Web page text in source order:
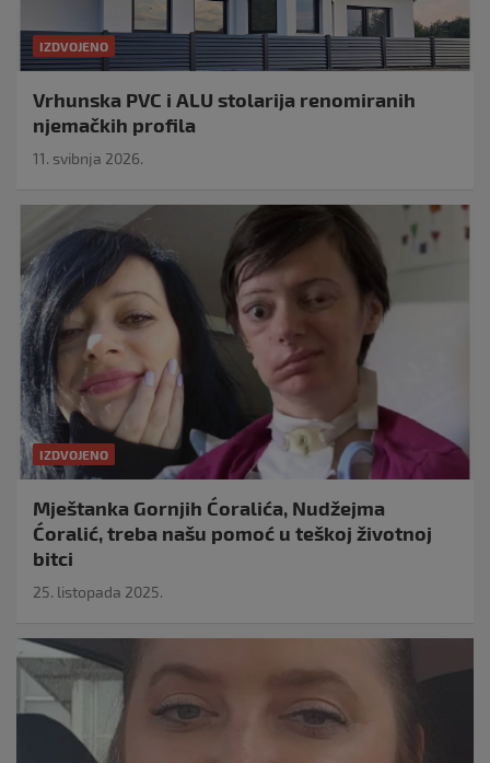
IZDVOJENO
Vrhunska PVC i ALU stolarija renomiranih
njemačkih profila
11. svibnja 2026.
IZDVOJENO
Mještanka Gornjih Ćoralića, Nudžejma
Ćoralić, treba našu pomoć u teškoj životnoj
bitci
25. listopada 2025.